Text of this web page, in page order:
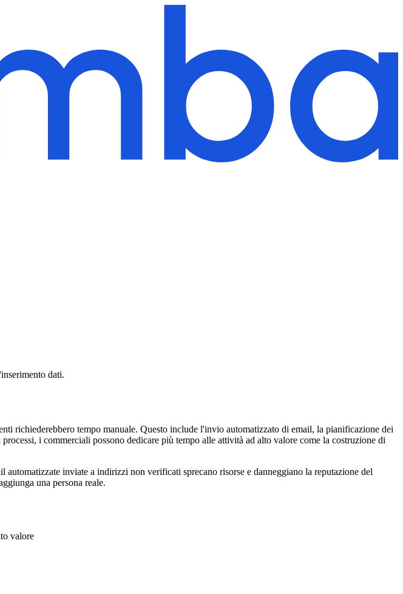
dati.
richiederebbero tempo manuale. Questo include l'invio automatizzato di email, la pianificazione dei
i commerciali possono dedicare più tempo alle attività ad alto valore come la costruzione di
inviate a indirizzi non verificati sprecano risorse e danneggiano la reputazione del
una persona reale.
valore